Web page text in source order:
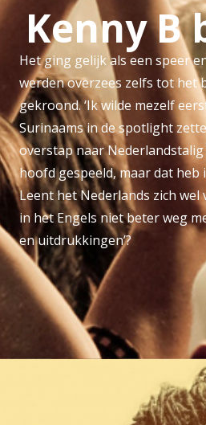
Kenny B
Het ging gelijk als een speer
werden overzees zelfs tot het
gekroond. ‘Ik wilde mezelf
Surinaams in de spotlight
overstap naar
hoofd gespeeld, maar dat heb
Leent het Nederlands zich wel
in het Engels niet beter weg
en uitdrukkingen’?